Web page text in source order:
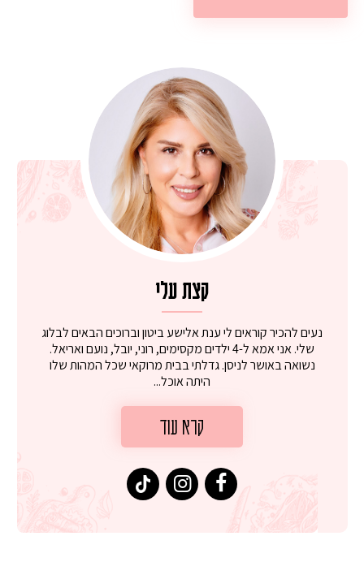
קצת עלי
נעים להכיר קוראים לי ענת אלישע ביטון וברוכים הבאים לבלוג
שלי. אני אמא ל-4 ילדים מקסימים, רוני, יובל, נועם ואריאל.
נשואה באושר לניסן. גדלתי בבית מרוקאי שכל המהות שלו
היתה אוכל...
קרא עוד